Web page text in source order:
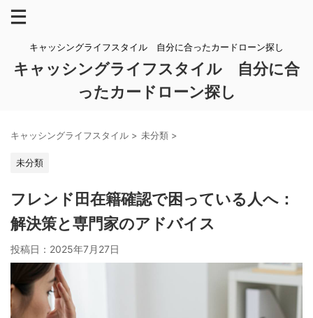
キャッシングライフスタイル 自分に合ったカードローン探し
キャッシングライフスタイル 自分に合
ったカードローン探し
キャッシングライフスタイル > 未分類 >
未分類
フレンド田在籍確認で困っている人へ：
解決策と専門家のアドバイス
投稿日： 2025年7月27日